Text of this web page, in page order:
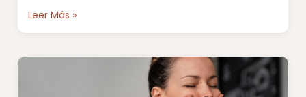
Leer Más »